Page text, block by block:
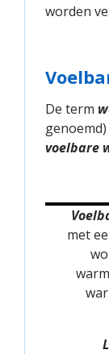
worden
De term
voelbare
met